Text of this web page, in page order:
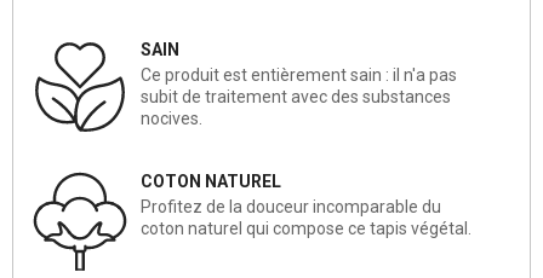
SAIN
Ce produit est entièrement sain : il n'a pas
subit de traitement avec des substances
nocives.
COTON NATUREL
Profitez de la douceur incomparable du
coton naturel qui compose ce tapis végétal.